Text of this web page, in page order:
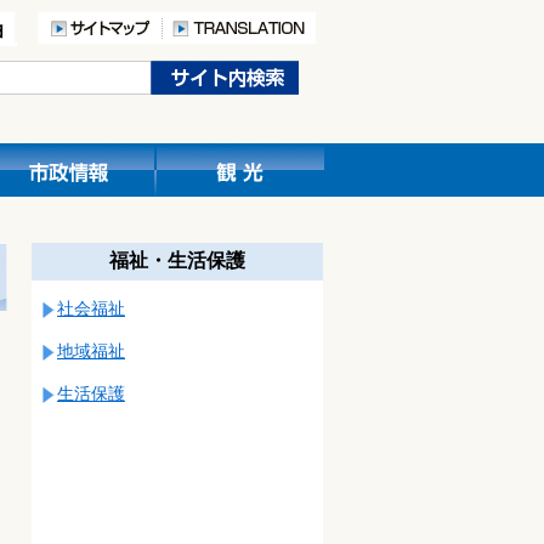
福祉・生活保護
社会福祉
地域福祉
生活保護